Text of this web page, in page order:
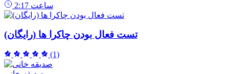
2:17 ساعت
تست فعال بودن چاکرا ها (رایگان)
(1)